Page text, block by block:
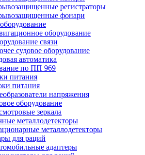
регистраторы
фонари
оборудование
связи
судовое оборудование
автоматика
по ПП 969
питания
питания
напряжения
оборудование
зеркала
металлодетекторы
металлодетекторы
для раций
адаптеры